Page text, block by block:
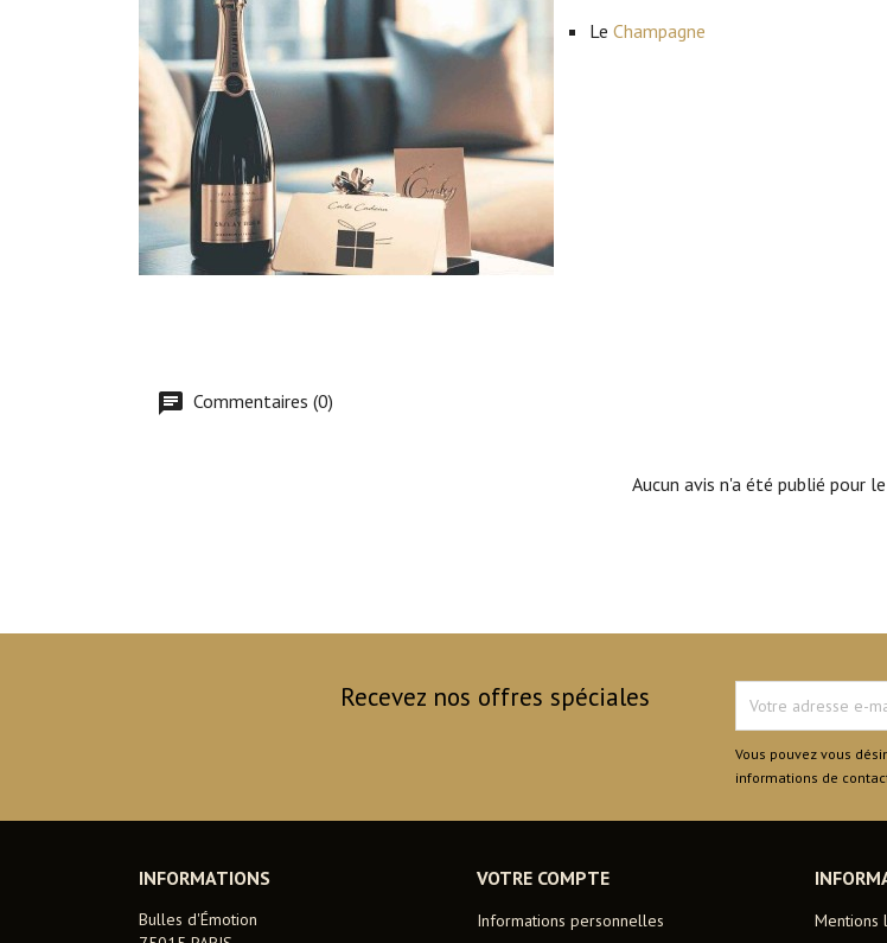
Le Champagne
Commentaires (0)
Aucun avis n'a été publié pour
Recevez nos offres spéciales
Vous pouvez vous
informations de
INFORMATIONS
Bulles d'Émotion
VOTRE COMPTE
Informations personnelles
Mentions